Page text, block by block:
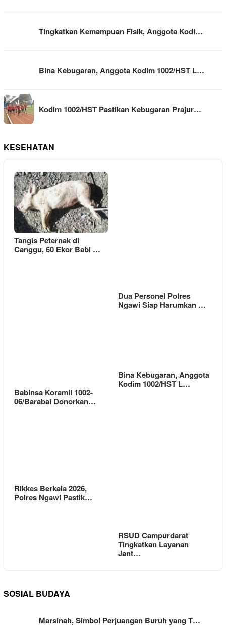
Tingkatkan Kemampuan Fisik, Anggota Kodi…
Bina Kebugaran, Anggota Kodim 1002/HST L…
Kodim 1002/HST Pastikan Kebugaran Prajur…
KESEHATAN
Tangis Peternak di
Canggu, 60 Ekor Babi …
Dua Personel Polres
Ngawi Siap Harumkan …
Babinsa Koramil 1002-
06/Barabai Donorkan…
Bina Kebugaran, Anggota
Kodim 1002/HST L…
Rikkes Berkala 2026,
Polres Ngawi Pastik…
RSUD Campurdarat
Tingkatkan Layanan
Jant…
SOSIAL BUDAYA
Marsinah, Simbol Perjuangan Buruh yang T…